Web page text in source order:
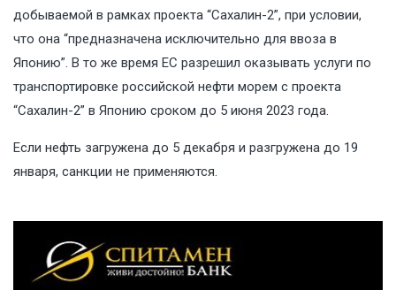
добываемой в рамках проекта “Сахалин-2”, при условии,
что она “предназначена исключительно для ввоза в
Японию”. В то же время ЕС разрешил оказывать услуги по
транспортировке российской нефти морем с проекта
“Сахалин-2” в Японию сроком до 5 июня 2023 года.
Если нефть загружена до 5 декабря и разгружена до 19
января, санкции не применяются.